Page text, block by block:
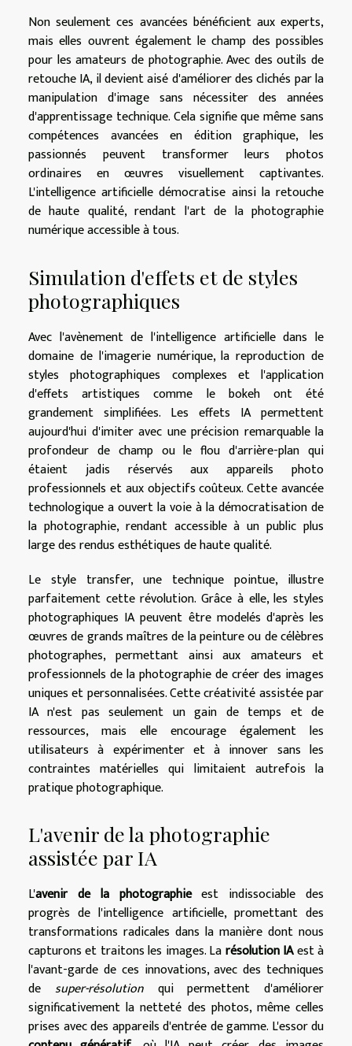
Non seulement ces avancées bénéficient aux experts,
mais elles ouvrent également le champ des possibles
pour les amateurs de photographie. Avec des outils de
retouche IA, il devient aisé d'améliorer des clichés par la
manipulation d'image sans nécessiter des années
d'apprentissage technique. Cela signifie que même sans
compétences avancées en édition graphique, les
passionnés peuvent transformer leurs photos
ordinaires en œuvres visuellement captivantes.
L'intelligence artificielle démocratise ainsi la retouche
de haute qualité, rendant l'art de la photographie
numérique accessible à tous.
Simulation d'effets et de styles
photographiques
Avec l'avènement de l'intelligence artificielle dans le
domaine de l'imagerie numérique, la reproduction de
styles photographiques complexes et l'application
d'effets artistiques comme le bokeh ont été
grandement simplifiées. Les effets IA permettent
aujourd'hui d'imiter avec une précision remarquable la
profondeur de champ ou le flou d'arrière-plan qui
étaient jadis réservés aux appareils photo
professionnels et aux objectifs coûteux. Cette avancée
technologique a ouvert la voie à la démocratisation de
la photographie, rendant accessible à un public plus
large des rendus esthétiques de haute qualité.
Le style transfer, une technique pointue, illustre
parfaitement cette révolution. Grâce à elle, les styles
photographiques IA peuvent être modelés d'après les
œuvres de grands maîtres de la peinture ou de célèbres
photographes, permettant ainsi aux amateurs et
professionnels de la photographie de créer des images
uniques et personnalisées. Cette créativité assistée par
IA n'est pas seulement un gain de temps et de
ressources, mais elle encourage également les
utilisateurs à expérimenter et à innover sans les
contraintes matérielles qui limitaient autrefois la
pratique photographique.
L'avenir de la photographie
assistée par IA
L'avenir de la photographieest indissociable des
progrès de l'intelligence artificielle, promettant des
transformations radicales dans la manière dont nous
capturons et traitons les images. Larésolution IAest à
l'avant-garde de ces innovations, avec des techniques
de super-résolutionqui permettent d'améliorer
significativement la netteté des photos, même celles
prises avec des appareils d'entrée de gamme. L'essor du